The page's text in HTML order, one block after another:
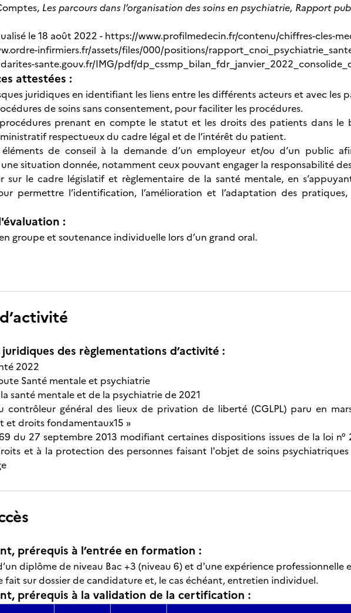
Les parcours dans l’organisation des soins en psychiatrie, Rapport
le 18 août 2022 - https://www.profilmedecin.fr/contenu/chiffres-cles-
infirmiers.fr/assets/files/000/positions/
sante.gouv.fr/IMG/pdf/
attestées :
juridiques en identifiant les liens entre les différents acteurs et avec les
de soins sans consentement, pour faciliter les procédures.
prenant en compte le statut et les droits des patients dans le
respectueux du cadre légal et de l’intérêt du patient.
de conseil à la demande d’un employeur et/ou d’un public
situation donnée, notamment ceux pouvant engager la responsabilité
sur le cadre législatif et règlementaire de la santé mentale, en
permettre l’identification, l’amélioration et l’adaptation des
:
groupe et soutenance individuelle lors d’un grand oral.
des règlementations d’activité :
2022
Santé mentale et psychiatrie
la santé mentale et de la psychiatrie de 2021
contrôleur général des lieux de privation de liberté (CGLPL) paru en
et droits fondamentaux15 »
du 27 septembre 2013 modifiant certaines dispositions issues de la loi n°
et à la protection des personnes faisant l'objet de soins
prérequis à l’entrée en formation :
diplôme de niveau Bac +3 (niveau 6) et d'une expérience professionnelle
fait sur dossier de candidature et, le cas échéant, entretien individuel.
prérequis à la validation de la certification :